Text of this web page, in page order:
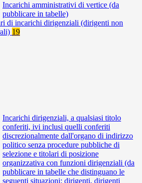
Incarichi amministrativi di vertice (da
pubblicare in tabelle)
di incarichi dirigenziali (dirigenti non
19
Incarichi dirigenziali, a qualsiasi titolo
conferiti, ivi inclusi quelli conferiti
discrezionalmente dall'organo di indirizzo
politico senza procedure pubbliche di
selezione e titolari di posizione
organizzativa con funzioni dirigenziali (da
pubblicare in tabelle che distinguano le
seguenti situazioni: dirigenti, dirigenti